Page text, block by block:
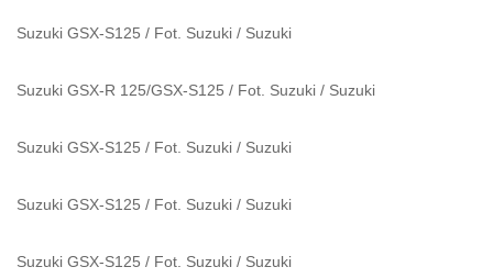
Suzuki GSX-S125 / Fot. Suzuki / Suzuki
Suzuki GSX-R 125/GSX-S125 / Fot. Suzuki / Suzuki
Suzuki GSX-S125 / Fot. Suzuki / Suzuki
Suzuki GSX-S125 / Fot. Suzuki / Suzuki
Suzuki GSX-S125 / Fot. Suzuki / Suzuki